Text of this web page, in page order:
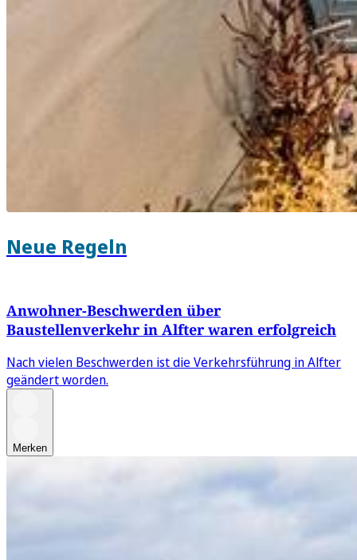
Neue Regeln
Anwohner-Beschwerden über
Baustellenverkehr in Alfter waren erfolgreich
Nach vielen Beschwerden ist die Verkehrsführung in Alfter
geändert worden.
Merken